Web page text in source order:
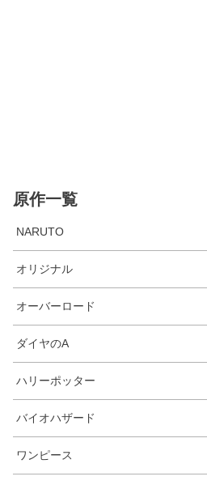
原作一覧
NARUTO
オリジナル
オーバーロード
ダイヤのA
ハリーポッター
バイオハザード
ワンピース